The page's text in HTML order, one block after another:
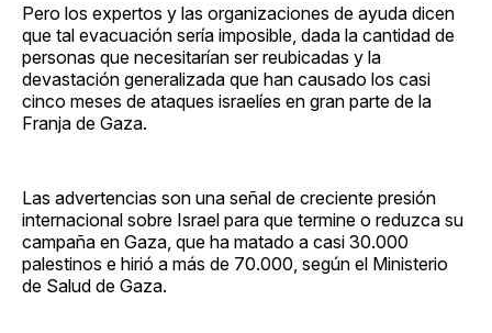
Pero los expertos y las organizaciones de ayuda dicen
que tal evacuación sería imposible, dada la cantidad de
personas que necesitarían ser reubicadas y la
devastación generalizada que han causado los casi
cinco meses de ataques israelíes en gran parte de la
Franja de Gaza.
Las advertencias son una señal de creciente presión
internacional sobre Israel para que termine o reduzca su
campaña en Gaza, que ha matado a casi 30.000
palestinos e hirió a más de 70.000, según el Ministerio
de Salud de Gaza.